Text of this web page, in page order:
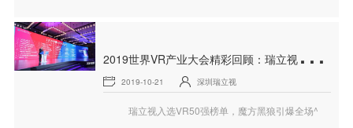
2
019世界VR产业大会精彩回顾：瑞立视入选VR50强榜单，魔方黑狼引爆全场
2019-10-21 深圳瑞立视
瑞立视入选VR50强榜单，魔方黑狼引爆全场^